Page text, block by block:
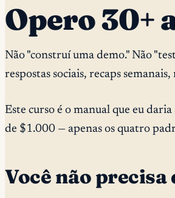
Opero 30+
Não "construí uma demo." Não
respostas sociais, recaps
Este curso é o manual que eu
de $1.000 — apenas os quatro
Você não precisa